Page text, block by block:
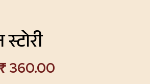
₹ 360.00